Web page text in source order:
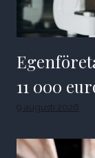
11 000
9 augusti 2026